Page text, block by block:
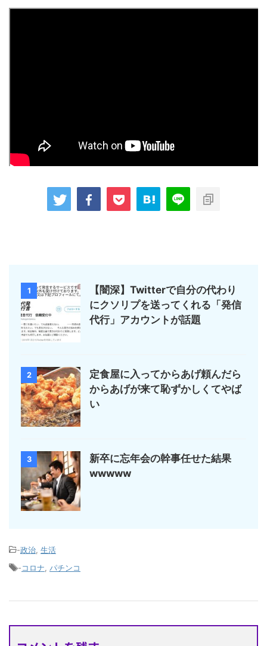
1
【闇深】Twitterで自分の代わり
にクソリプを送ってくれる「発信
代行」アカウントが話題
2
定食屋に入ってからあげ頼んだら
からあげが来て恥ずかしくてやば
い
3
新卒に忘年会の幹事任せた結果
wwwww
-政治, 生活
-コロナ, パチンコ